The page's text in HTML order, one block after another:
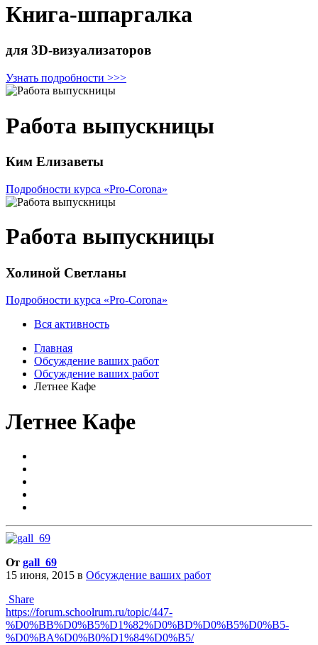
Книга-шпаргалка
для 3D-визуализаторов
Узнать подробности >>>
Работа выпускницы
Ким Елизаветы
Подробности курса «Pro-Corona»
Работа выпускницы
Холиной Светланы
Подробности курса «Pro-Corona»
Вся активность
Главная
Обсуждение ваших работ
Обсуждение ваших работ
Летнее Кафе
Летнее Кафе
От gall_69
15 июня, 2015 в Обсуждение ваших работ
Share
https://forum.schoolrum.ru/topic/447-
%D0%BB%D0%B5%D1%82%D0%BD%D0%B5%D0%B5-
%D0%BA%D0%B0%D1%84%D0%B5/